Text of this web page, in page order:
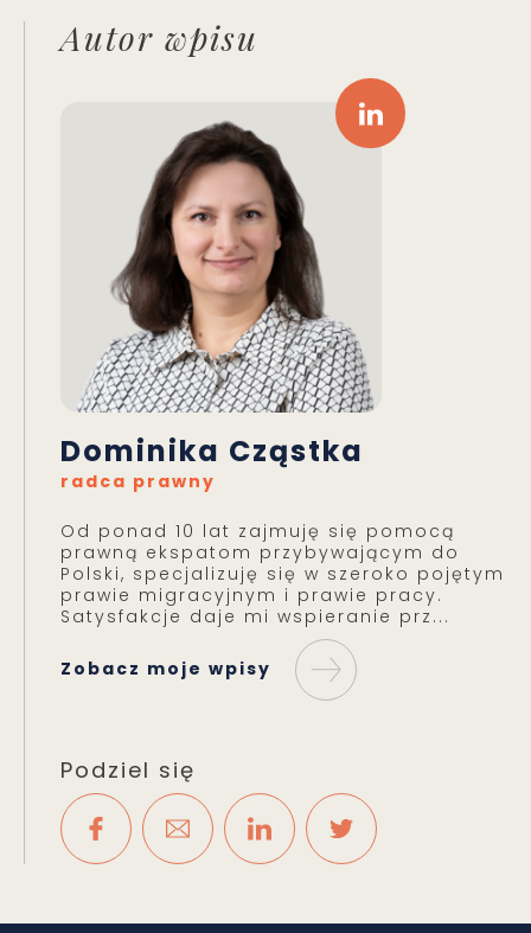
Autor wpisu
Dominika Cząstka
radca prawny
Od ponad 10 lat zajmuję się pomocą
prawną ekspatom przybywającym do
Polski, specjalizuję się w szeroko pojętym
prawie migracyjnym i prawie pracy.
Satysfakcje daje mi wspieranie prz...
Zobacz moje wpisy
Podziel się